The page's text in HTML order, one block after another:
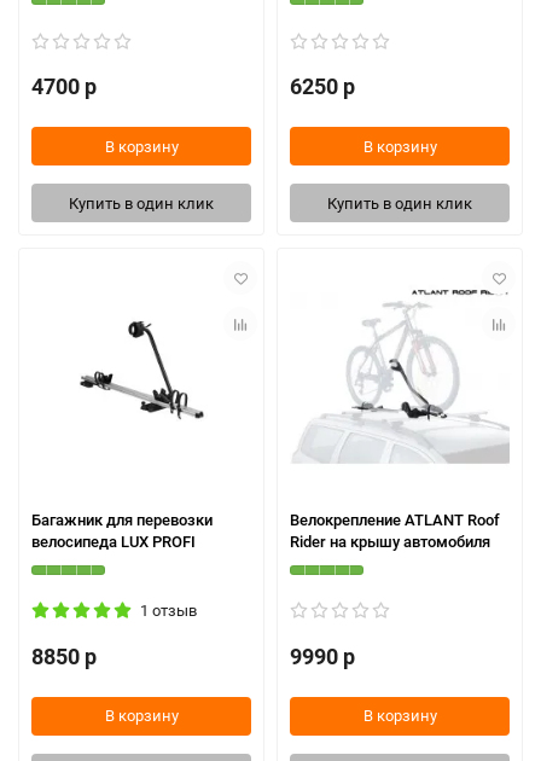
4700 р
В корзину
Купить в один клик
6250 р
В корзину
Купить в один клик
Багажник для перевозки
велосипеда LUX PROFI
1 отзыв
8850 р
В корзину
Велокрепление ATLANT Roof
Rider на крышу автомобиля
9990 р
В корзину